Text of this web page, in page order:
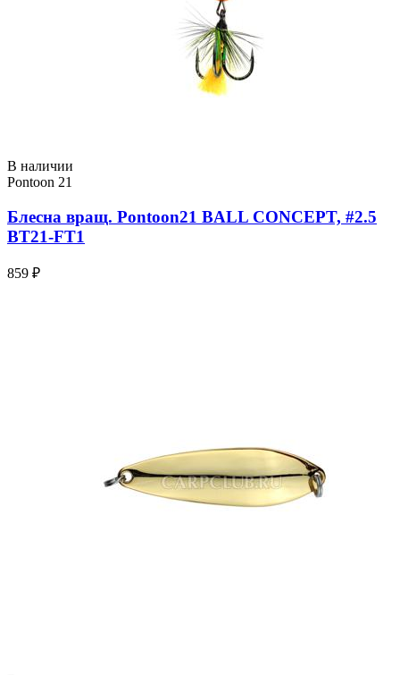
В наличии
Pontoon 21
Блесна вращ. Pontoon21 BALL CONCEPT, #2.5
BT21-FT1
859 ₽